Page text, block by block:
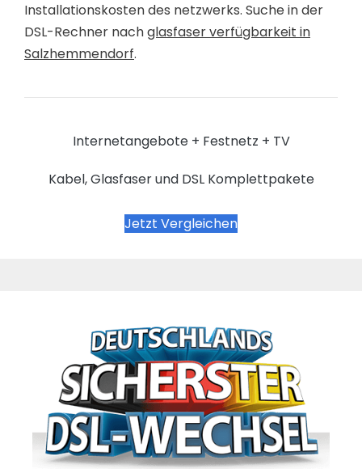
Installationskosten des netzwerks. Suche in der
DSL-Rechner nachglasfaser verfügbarkeit in
Salzhemmendorf.
Internetangebote + Festnetz + TV
Kabel, Glasfaser und DSL Komplettpakete
Jetzt Vergleichen